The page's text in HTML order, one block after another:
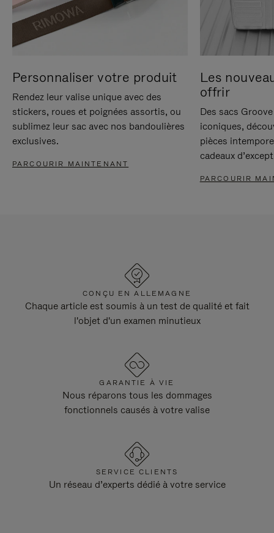
Personnaliser votre produit
Rendez leur valise unique avec des
stickers, roues et poignées assortis, ou
sublimez leur sac avec nos bandoulières
exclusives.
PARCOURIR MAINTENANT
Les
offrir
Des sacs
iconiques,
pièces
cadeaux
PARCOURIR
CONÇU EN ALLEMAGNE
Chaque article est soumis à un test de qualité et fait
l'objet d'un examen minutieux
GARANTIE À VIE
Nous réparons tous les dommages
fonctionnels causés à votre valise
SERVICE CLIENTS
Un réseau d’experts dédié à votre service